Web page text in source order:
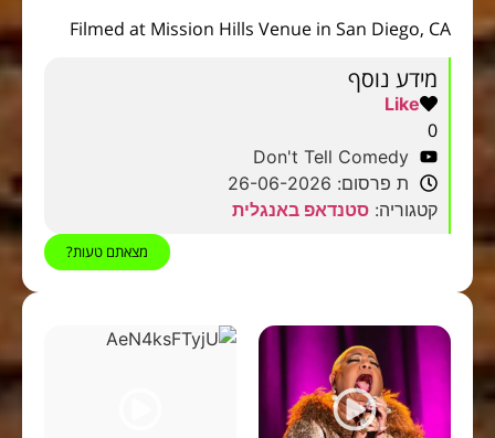
Filmed at Mission Hills Venue in San Diego, CA
מידע נוסף
Like
0
Don't Tell Comedy
ת פרסום: 26-06-2026
קטגוריה: סטנדאפ באנגלית
מצאתם טעות?